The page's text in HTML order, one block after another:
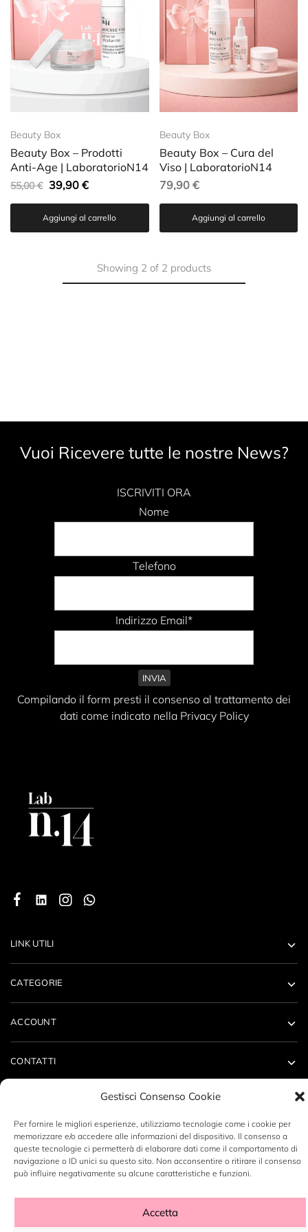
Gestisci Consenso Cookie
Per fornire le migliori esperienze, utilizziamo tecnologie come i cookie per
memorizzare e/o accedere alle informazioni del dispositivo. Il consenso a
queste tecnologie ci permetterà di elaborare dati come il comportamento di
navigazione o ID unici su questo sito. Non acconsentire o ritirare il consenso
può influire negativamente su alcune caratteristiche e funzioni.
Accetta
Beauty Box
Beauty Box – Prodotti
Anti-Age | LaboratorioN14
55,00€ 39,90 €
Aggiungi al carrello
Beauty Box
Beauty Box – Cura del
Viso | LaboratorioN14
79,90 €
Aggiungi al carrello
Showing 2 of 2 products
Vuoi Ricevere tutte le nostre News?
ISCRIVITI ORA
Nome
Telefono
Indirizzo Email*
Compilando il form presti il consenso al trattamento dei
dati come indicato nella Privacy Policy
LINK UTILI
CATEGORIE
ACCOUNT
CONTATTI
Copyright ©2023 LABORATORIO N14 SRL - P.Iva: 12496530960
- ByDeZign Art